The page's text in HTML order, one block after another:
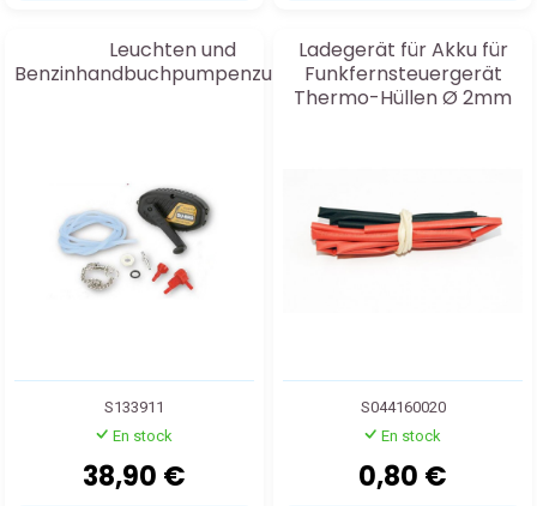
Leuchten und
Benzinhandbuchpumpenzubehör
S133911
En stock
38,90 €
Ladegerät für Akku für
Funkfernsteuergerät
Thermo-Hüllen Ø 2mm
S044160020
En stock
0,80 €